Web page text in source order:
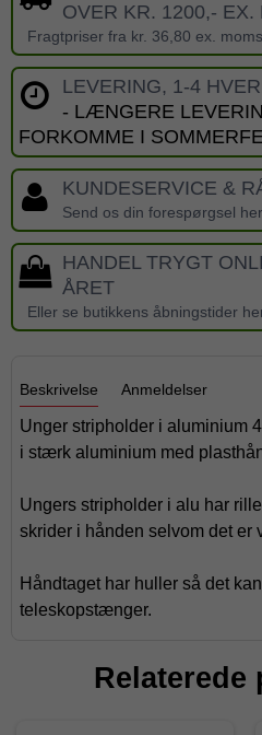
OVER KR. 1200,- EX.
Fragtpriser fra kr. 36,80 ex. moms
LEVERING, 1-4
- LÆNGERE
FORKOMME I
KUNDESERVICE &
Send os din forespørgsel her
HANDEL TRYGT
ÅRET
Eller se butikkens åbningstider
Beskrivelse Anmeldelser
Unger stripholder i aluminium
i stærk aluminium med
Ungers stripholder i alu har
skrider i hånden selvom det er
Håndtaget har huller så det
teleskopstænger.
Relaterede